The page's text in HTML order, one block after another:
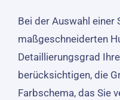
Bei der Auswahl
maßgeschneiderten
Detaillierungsgrad
berücksichtigen, die
Farbschema, das Sie